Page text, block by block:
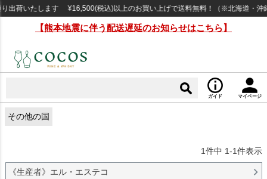
いたします ¥16,500(税込)以上のお買い上げで送料無料！（※北海道・沖縄な
【熊本地震に伴う配送遅延のお知らせはこちら】
ガイド マイページ
その他の国
1件中 1-1件表示
《生産者》エル・エステコ